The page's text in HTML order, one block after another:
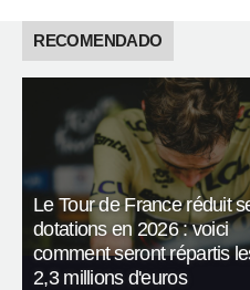
RECOMENDADO
Le Tour de France réduit
dotations en 2026 : voici
comment seront répartis
2,3 millions d'euros